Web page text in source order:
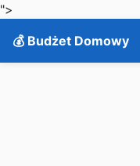
">
💰 Budżet Domowy